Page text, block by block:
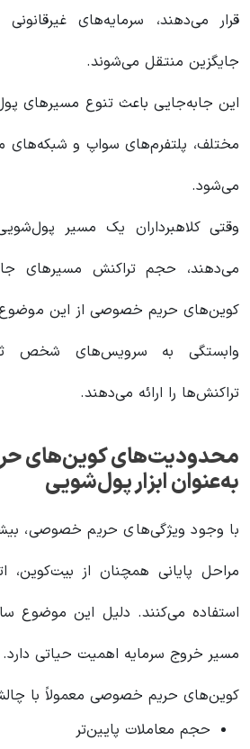
قرار می‌دهند، سرمایه‌های
جایگزین منتقل می‌شوند.
این جابه‌جایی باعث تنوع مسیرهای
مختلف، پلتفرم‌های سواپ و شبکه‌های
می‌شود.
وقتی کلاهبرداران یک مسیر
می‌دهند، حجم تراکنش مسیرهای
کوین‌های حریم خصوصی از این موضوع
وابستگی به سرویس‌های شخص
تراکنش‌ها را ارائه می‌دهند.
محدودیت‌های کوین‌های
به‌عنوان ابزار پول‌شویی
با وجود ویژگی‌های حریم خصوصی،
مراحل پایانی همچنان از بیت‌کوین،
استفاده می‌کنند. دلیل این موضوع
مسیر خروج سرمایه اهمیت حیاتی دارد.
کوین‌های حریم خصوصی معمولاً با
حجم معاملات پایین‌تر